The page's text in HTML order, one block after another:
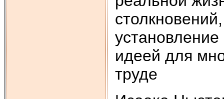
идеей для
труде